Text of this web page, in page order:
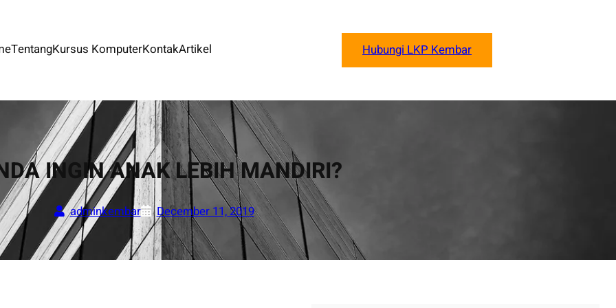
TentangKursus KomputerKontakArtikel Hubungi LKP Kembar
INGIN ANAK LEBIH MANDIRI?
adminkembar December 11, 2019